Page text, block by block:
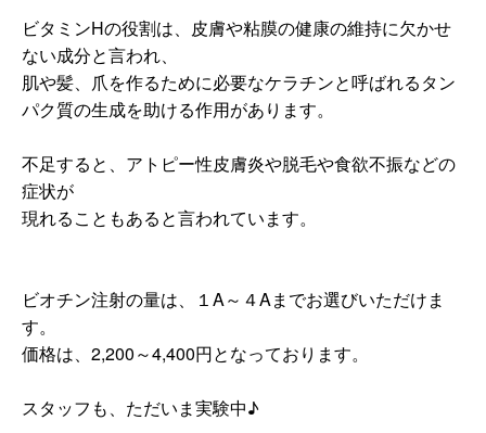
ビタミンHの役割は、皮膚や粘膜の健康の維持に欠かせ
ない成分と言われ、
肌や髪、爪を作るために必要なケラチンと呼ばれるタン
パク質の生成を助ける作用があります。
不足すると、アトピー性皮膚炎や脱毛や食欲不振などの
症状が
現れることもあると言われています。
ビオチン注射の量は、１A～４Aまでお選びいただけま
す。
価格は、2,200～4,400円となっております。
スタッフも、ただいま実験中♪